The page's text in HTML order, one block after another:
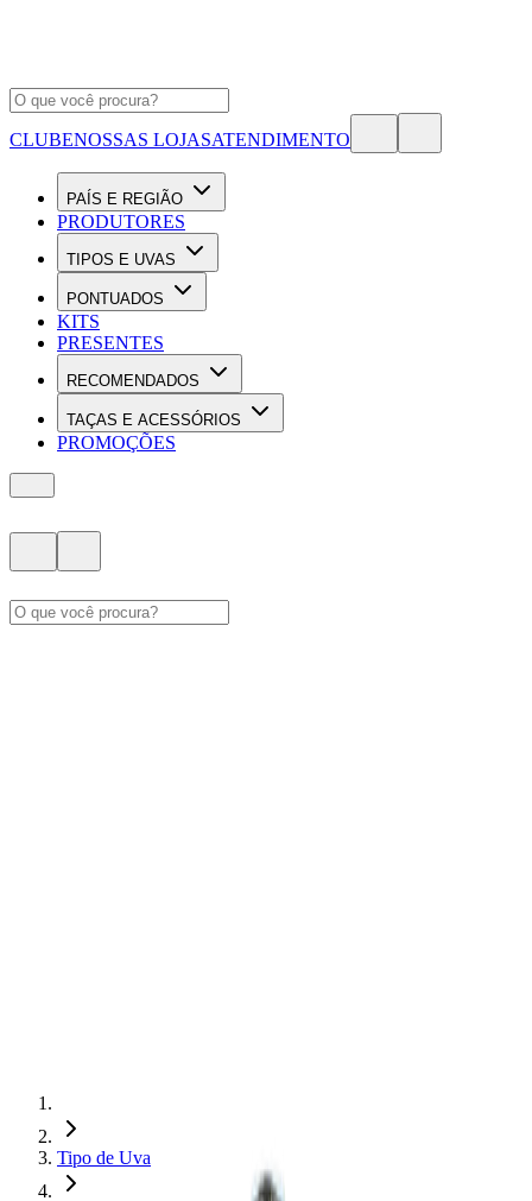
CLUBENOSSAS LOJASATENDIMENTO
PAÍS E REGIÃO
PRODUTORES
TIPOS E UVAS
PONTUADOS
KITS
PRESENTES
RECOMENDADOS
TAÇAS E ACESSÓRIOS
PROMOÇÕES
Tipo de Uva